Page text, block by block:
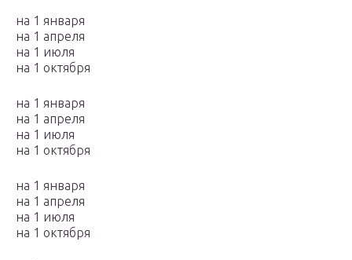
на 1 января
на 1 апреля
на 1 июля
на 1 октября
на 1 января
на 1 апреля
на 1 июля
на 1 октября
на 1 января
на 1 апреля
на 1 июля
на 1 октября